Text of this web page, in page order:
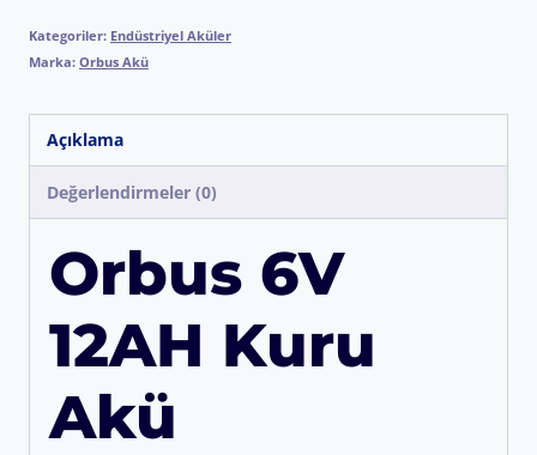
Kategoriler: Endüstriyel Aküler
Marka: Orbus Akü
Açıklama
Değerlendirmeler (0)
Orbus 6V
12AH Kuru
Akü